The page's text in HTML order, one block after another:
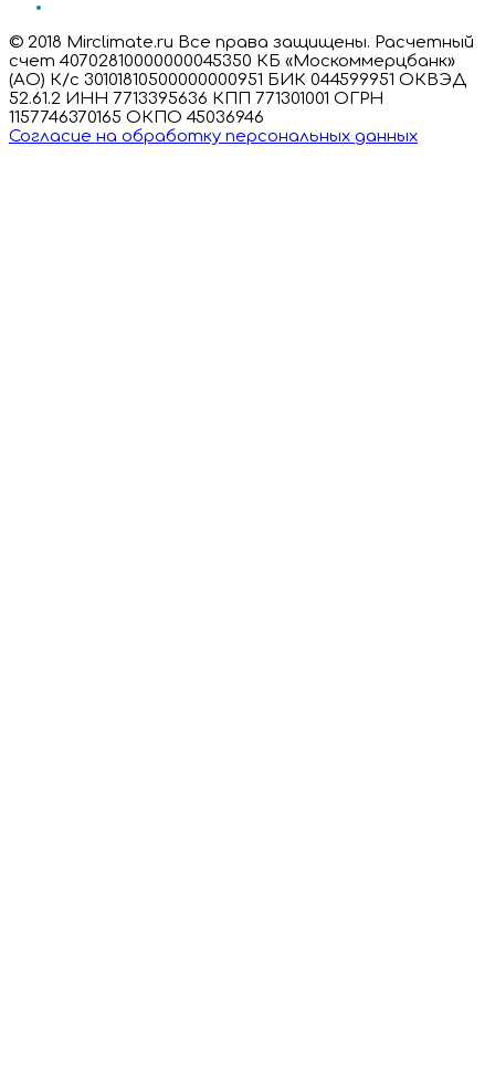
© 2018 Mirclimate.ru Все права защищены. Расчетный
счет 40702810000000045350 КБ «Москоммерцбанк»
(АО) К/с 30101810500000000951 БИК 044599951 ОКВЭД
52.61.2 ИНН 7713395636 КПП 771301001 ОГРН
1157746370165 ОКПО 45036946
Согласие на обработку персональных данных